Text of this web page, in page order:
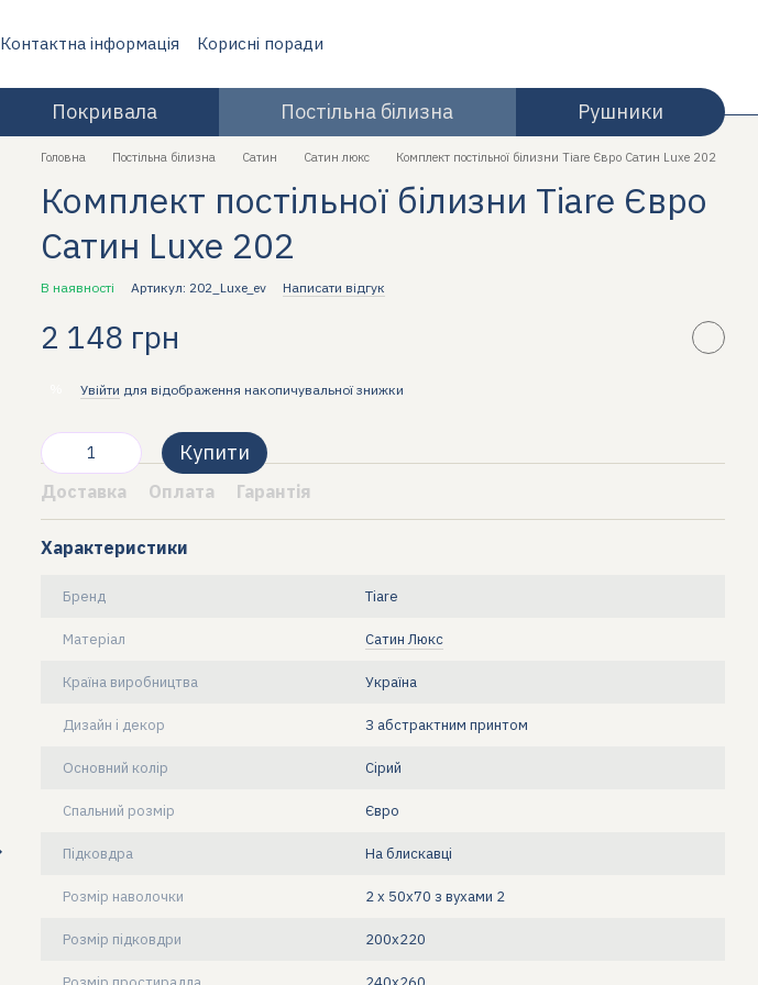
Контактна інформація
Корисні поради
Покривала Постільна білизна Рушники
Головна Постільна білизна Сатин Сатин люкс Комплект постільної білизни Tiare Євро Сатин Luxe 202
Комплект постільної білизни Tiare Євро
Сатин Luxe 202
В наявності Артикул: 202_Luxe_ev Написати відгук
2 148 грн
Увійти для відображення накопичувальної знижки
Купити
Доставка Оплата Гарантія
Характеристики
Бренд Tiare
Матеріал Сатин Люкс
Країна виробництва Україна
Дизайн і декор З абстрактним принтом
Основний колір Сірий
Спальний розмір Євро
Підковдра На блискавці
Розмір наволочки 2 х 50х70 з вухами 2
Розмір підковдри 200х220